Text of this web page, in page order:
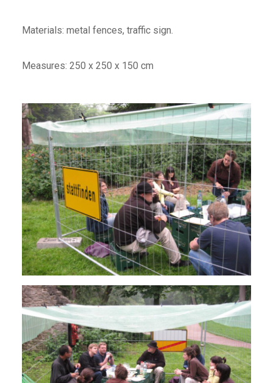
Materials: metal fences, traffic sign.
Measures: 250 x 250 x 150 cm